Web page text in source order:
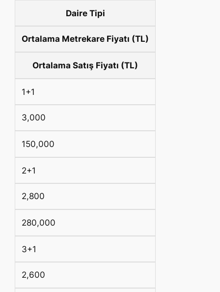
Daire Tipi
Ortalama Metrekare Fiyatı (TL)
Ortalama Satış Fiyatı (TL)
1+1
3,000
150,000
2+1
2,800
280,000
3+1
2,600